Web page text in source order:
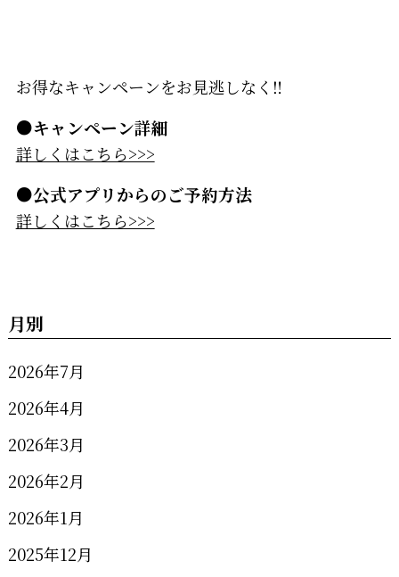
お得なキャンペーンをお見逃しなく‼
●キャンペーン詳細
詳しくはこちら>>>
●公式アプリからのご予約方法
詳しくはこちら>>>
月別
2026年7月
2026年4月
2026年3月
2026年2月
2026年1月
2025年12月